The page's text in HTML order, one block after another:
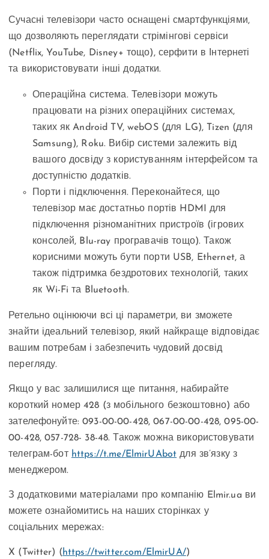
Сучасні телевізори часто оснащені смартфункціями,
що дозволяють переглядати стрімінгові сервіси
(Netflix, YouTube, Disney+ тощо), серфити в Інтернеті
та використовувати інші додатки.
Операційна система. Телевізори можуть
працювати на різних операційних системах,
таких як Android TV, webOS (для LG), Tizen (для
Samsung), Roku. Вибір системи залежить від
вашого досвіду з користуванням інтерфейсом та
доступністю додатків.
Порти і підключення. Переконайтеся, що
телевізор має достатньо портів HDMI для
підключення різноманітних пристроїв (ігрових
консолей, Blu-ray програвачів тощо). Також
корисними можуть бути порти USB, Ethernet, а
також підтримка бездротових технологій, таких
як Wi-Fi та Bluetooth.
Ретельно оцінюючи всі ці параметри, ви зможете
знайти ідеальний телевізор, який найкраще відповідає
вашим потребам і забезпечить чудовий досвід
перегляду.
Якщо у вас залишилися ще питання, набирайте
короткий номер 428 (з мобільного безкоштовно) або
зателефонуйте: 093-00-00-428, 067-00-00-428, 095-00-
00-428, 057-728- 38-48. Також можна використовувати
телеграм-бот https://t.me/ElmirUAbot для зв’язку з
менеджером.
З додатковими матеріалами про компанію Elmir.ua ви
можете ознайомитись на наших сторінках у
соціальних мережах:
X (Twitter) (https://twitter.com/ElmirUA/)